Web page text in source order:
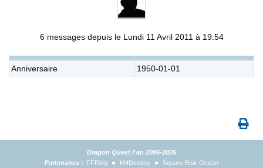
6 messages depuis le Lundi 11 Avril 2011 à 19:54
Anniversaire 1950-01-01
Dragon Quest Fan 2006-2026
Partenaires : FFRing KHDestiny
Square Enix Ocean